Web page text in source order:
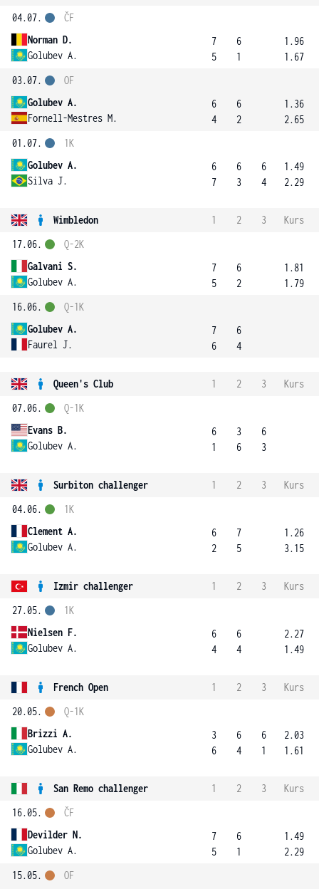
04.07.
Norman D.
Golubev A.
ČF
7
5
6
1
1.96
1.67
03.07.
Golubev A.
Fornell-Mestres M.
OF
6
4
6
2
1.36
2.65
01.07.
Golubev A.
Silva J.
1K
6
7
6
3
6
4
1.49
2.29
Wimbledon 1 2 3
Kurs
17.06.
Galvani S.
Golubev A.
Q-2K
7
5
6
2
1.81
1.79
16.06.
Golubev A.
Faurel J.
Q-1K
7
6
6
4
Queen's Club 1 2 3
Kurs
07.06.
Evans B.
Golubev A.
Q-1K
6
1
3
6
6
3
Surbiton challenger 1 2 3
Kurs
04.06.
Clement A.
Golubev A.
1K
6
2
7
5
1.26
3.15
Izmir challenger 1 2 3
Kurs
27.05.
Nielsen F.
Golubev A.
1K
6
4
6
4
2.27
1.49
French Open 1 2 3
Kurs
20.05.
Brizzi A.
Golubev A.
Q-1K
3
6
6
4
6
1
2.03
1.61
San Remo challenger 1 2 3
Kurs
16.05.
Devilder N.
Golubev A.
ČF
7
5
6
1
1.49
2.29
15.05.
OF